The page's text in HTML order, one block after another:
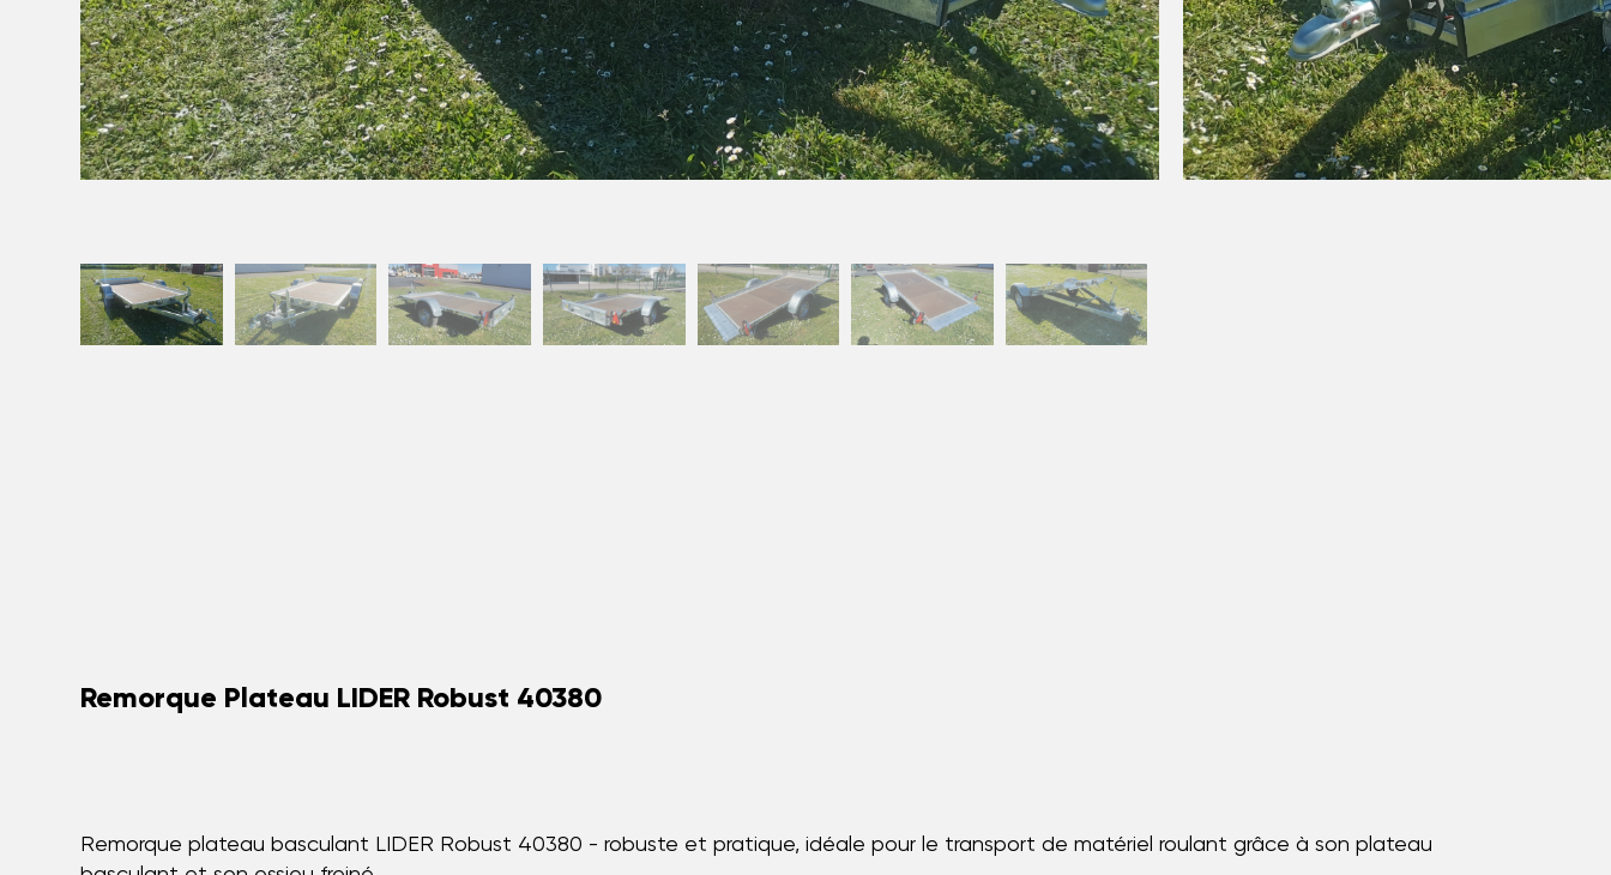
Remorque Plateau LIDER Robust 40380
Remorque plateau basculant LIDER Robust 40380 - robuste et pratique, idéale pour le transport de matériel roulant grâce à son plateau